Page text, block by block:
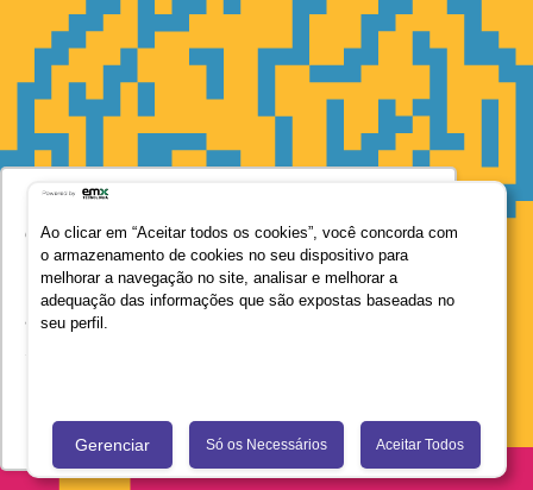
Utilizamos seus dados para oferecer uma
experiência mais relevante ao analisar e
personalizar conteúdos e anúncios em nossa
plataforma e em serviços de terceiros. Consulte
a Política de Privacidade de Dados do Grupo
Recusar Cookies Aceitar Cookies
Ao clicar em “Aceitar todos os cookies”, você concorda com
o armazenamento de cookies no seu dispositivo para
melhorar a navegação no site, analisar e melhorar a
adequação das informações que são expostas baseadas no
seu perfil.
Gerenciar Só os Necessários Aceitar Todos